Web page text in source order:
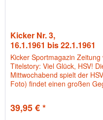
Kicker Nr. 3,
16.1.1961 bis 22.1.1961
Kicker Sportmagazin
Titelstory: Viel Glück, HSV!
Mittwochabend spielt der
Foto) findet einen großen
39,95 € *